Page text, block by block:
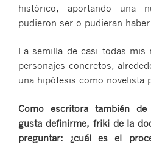
histórico, aportando una
pudieron ser o pudieran
La semilla de casi todas mis
personajes concretos,
una hipótesis como novelista
Como escritora también
gusta definirme, friki de la
preguntar: ¿cuál es el